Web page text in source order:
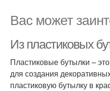
Вас может
Из пластиковых
Пластиковые бутылки –
для создания
пластиковую бутылку в